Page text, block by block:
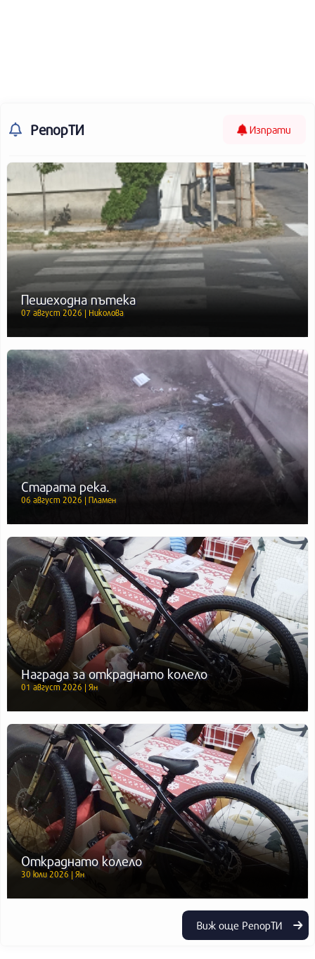
РепорТИ Изпрати
Пешеходна пътека
07 август 2026 | Николова
Старата река.
06 август 2026 | Пламен
Награда за откраднато колело
01 август 2026 | Ян
Откраднато колело
30 юли 2026 | Ян
Виж още РепорТИ